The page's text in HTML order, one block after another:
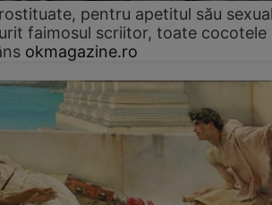
pentru apetitul său
faimosul scriitor, toate cocotele
okmagazine.ro